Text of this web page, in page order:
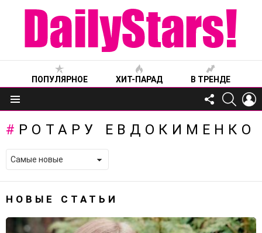
ПОПУЛЯРНОЕ ХИТ-ПАРАД В ТРЕНДЕ
Меню
FOLLOW
US
РОТАРУ ЕВДОКИМЕНКО
НОВЫЕ СТАТЬИ